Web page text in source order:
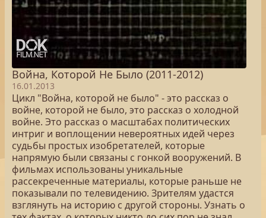
Война, Которой Не Было (2011-2012)
16.01.2013
Цикл "Война, которой не было" - это рассказ о
войне, которой не было, это рассказ о холодной
войне. Это рассказ о масштабах политических
интриг и воплощении невероятных идей через
судьбы простых изобретателей, которые
напрямую были связаны с гонкой вооружений. В
фильмах использованы уникальные
рассекреченные материалы, которые раньше не
показывали по телевидению. Зрителям удастся
взглянуть на историю с другой стороны. Узнать о